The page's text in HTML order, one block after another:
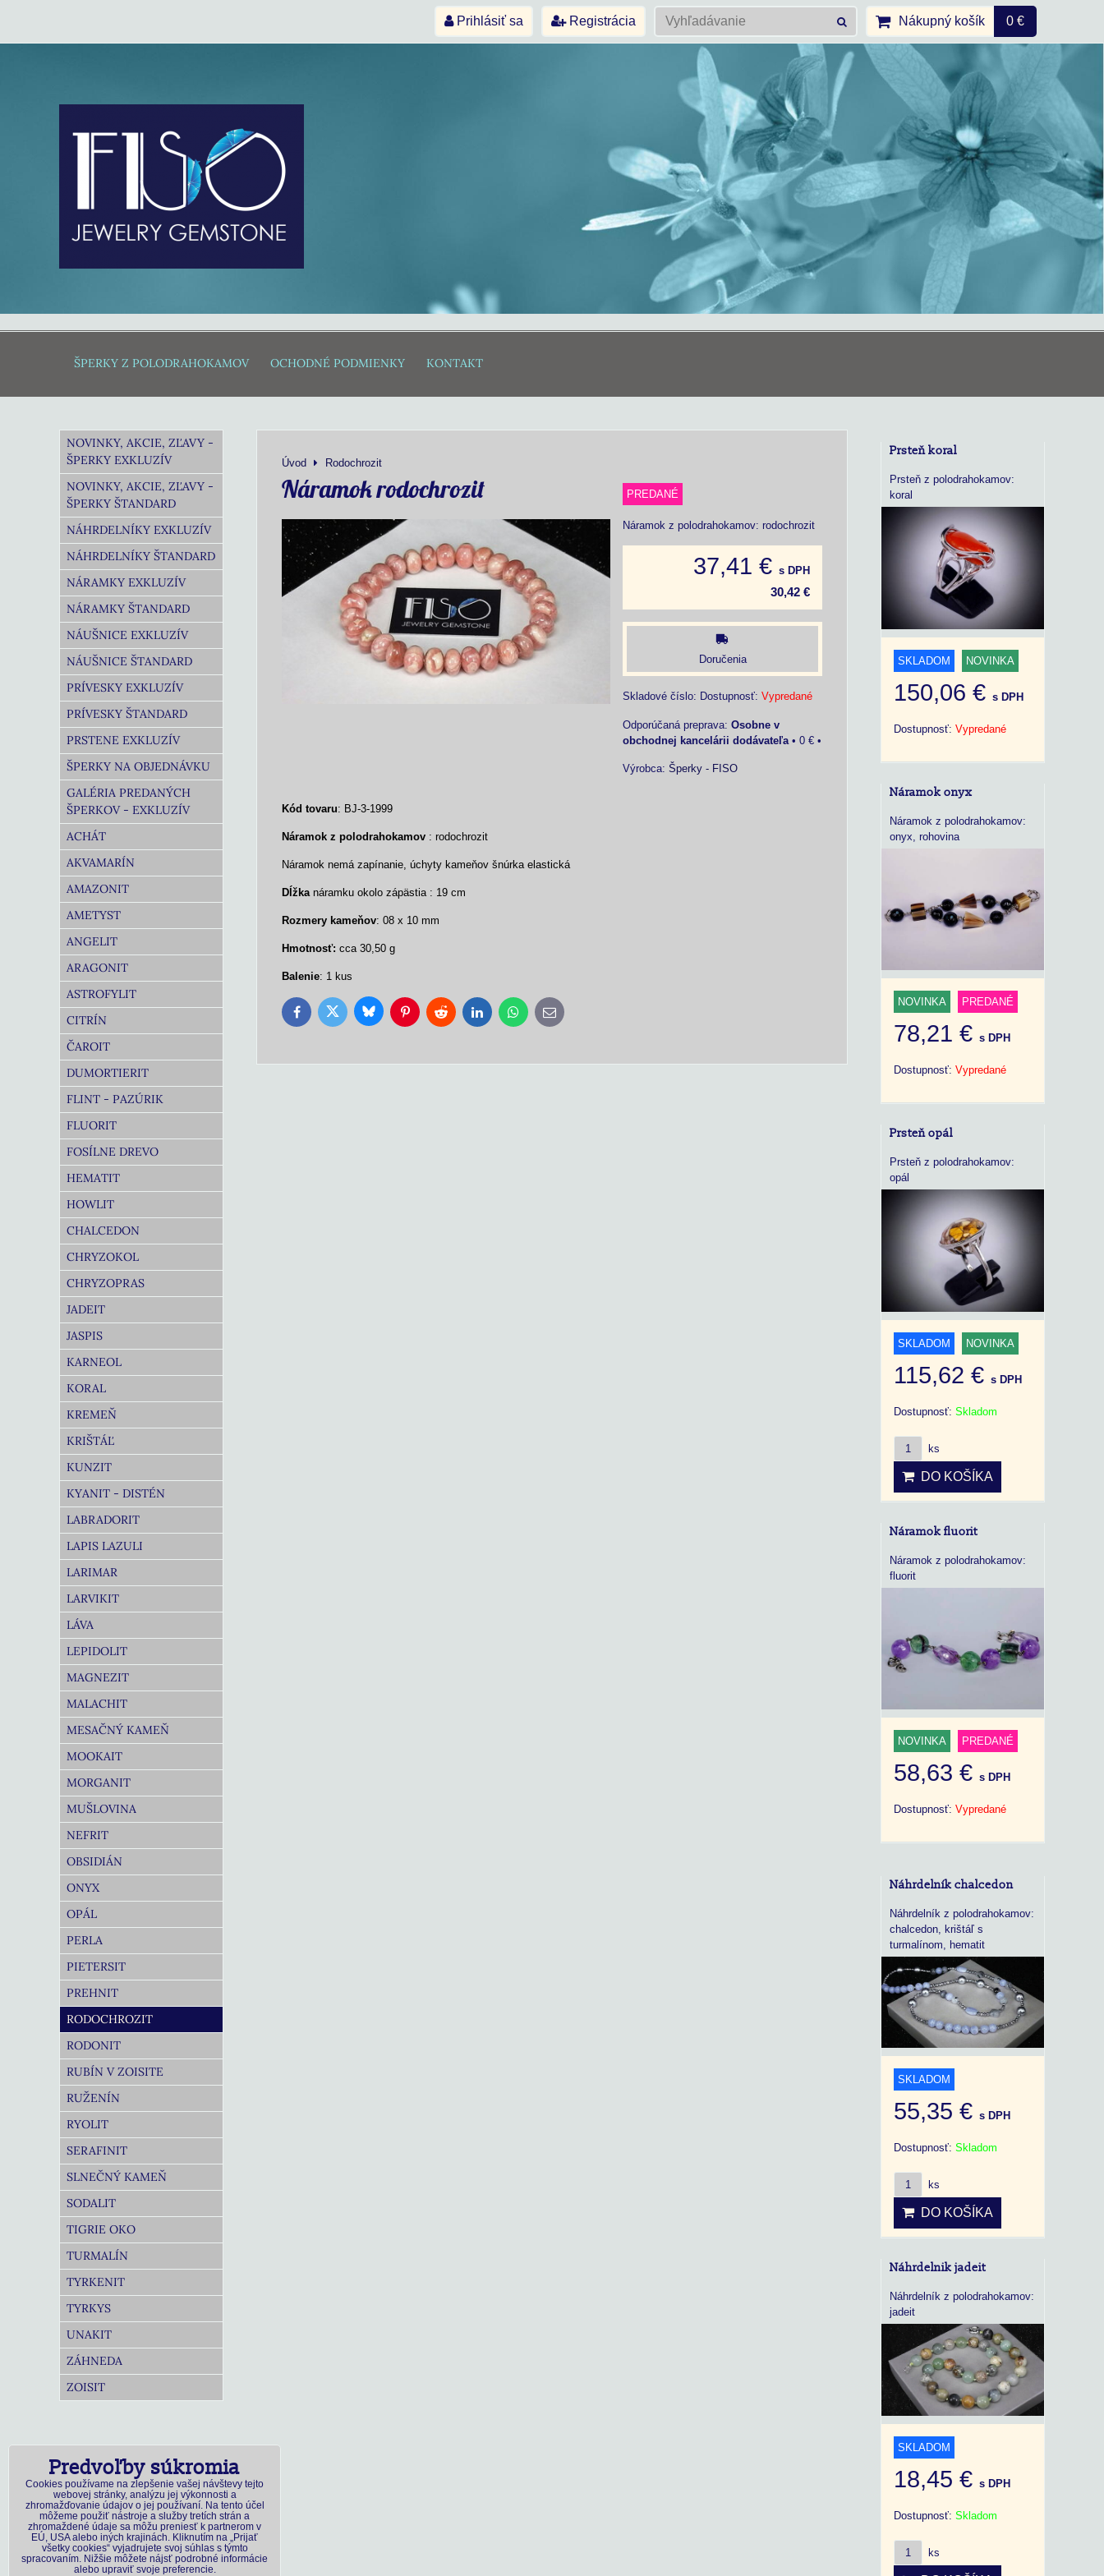
Prihlásiť sa Registrácia Nákupný košík 0 €
ŠPERKY Z POLODRAHOKAMOV OCHODNÉ PODMIENKY KONTAKT
Úvod Rodochrozit
Náramok rodochrozit PREDANÉ
Náramok z polodrahokamov: rodochrozit
37,41 € s DPH
30,42 €
Doručenia
Skladové číslo: Dostupnosť: Vypredané
Osobne v
obchodnej kancelárii dodávateľa • 0 € •
Výrobca: Šperky - FISO
Kód tovaru: BJ-3-1999
Náramok z polodrahokamov : rodochrozit
Náramok nemá zapínanie, úchyty kameňov šnúrka elastická
Dĺžkanáramku okolo zápästia : 19 cm
Rozmery kameňov: 08 x 10 mm
Hmotnosť: cca 30,50 g
Balenie: 1 kus
FacebookTwitter BlueskyPinterestReddit LinkedInWhatsApp
E-
mail
NOVINKY, AKCIE, ZĽAVY -
ŠPERKY EXKLUZÍV
NOVINKY, AKCIE, ZĽAVY -
ŠPERKY ŠTANDARD
NÁHRDELNÍKY EXKLUZÍV
NÁHRDELNÍKY ŠTANDARD
NÁRAMKY EXKLUZÍV
NÁRAMKY ŠTANDARD
NÁUŠNICE EXKLUZÍV
NÁUŠNICE ŠTANDARD
PRÍVESKY EXKLUZÍV
PRÍVESKY ŠTANDARD
PRSTENE EXKLUZÍV
ŠPERKY NA OBJEDNÁVKU
GALÉRIA PREDANÝCH
ŠPERKOV - EXKLUZÍV
ACHÁT
AKVAMARÍN
AMAZONIT
AMETYST
ANGELIT
ARAGONIT
ASTROFYLIT
CITRÍN
ČAROIT
DUMORTIERIT
FLINT - PAZÚRIK
FLUORIT
FOSÍLNE DREVO
HEMATIT
HOWLIT
CHALCEDON
CHRYZOKOL
CHRYZOPRAS
JADEIT
JASPIS
KARNEOL
KORAL
KREMEŇ
KRIŠTÁĽ
KUNZIT
KYANIT - DISTÉN
LABRADORIT
LAPIS LAZULI
LARIMAR
LARVIKIT
LÁVA
LEPIDOLIT
MAGNEZIT
MALACHIT
MESAČNÝ KAMEŇ
MOOKAIT
MORGANIT
MUŠLOVINA
NEFRIT
OBSIDIÁN
ONYX
OPÁL
PERLA
PIETERSIT
PREHNIT
RODOCHROZIT
RODONIT
RUBÍN V ZOISITE
RUŽENÍN
RYOLIT
SERAFINIT
SLNEČNÝ KAMEŇ
SODALIT
TIGRIE OKO
TURMALÍN
TYRKENIT
TYRKYS
UNAKIT
ZÁHNEDA
ZOISIT
Prsteň koral
Prsteň z polodrahokamov:
koral
SKLADOM NOVINKA
150,06 € s DPH
Dostupnosť: Vypredané
Náramok onyx
Náramok z polodrahokamov:
onyx, rohovina
NOVINKA PREDANÉ
78,21 € s DPH
Dostupnosť: Vypredané
Prsteň opál
Prsteň z polodrahokamov:
opál
SKLADOM NOVINKA
115,62 € s DPH
Dostupnosť: Skladom
ks
DO KOŠÍKA
Náramok fluorit
Náramok z polodrahokamov:
fluorit
NOVINKA PREDANÉ
58,63 € s DPH
Dostupnosť: Vypredané
Náhrdelník chalcedon
Náhrdelník z polodrahokamov:
chalcedon, krištáľ s
turmalínom, hematit
SKLADOM
55,35 € s DPH
Dostupnosť: Skladom
ks
DO KOŠÍKA
Náhrdelnik jadeit
Náhrdelník z polodrahokamov:
jadeit
SKLADOM
18,45 € s DPH
Dostupnosť: Skladom
ks
Predvoľby súkromia
Cookies používame na zlepšenie vašej návštevy tejto
webovej stránky, analýzu jej výkonnosti a
zhromažďovanie údajov o jej používaní. Na tento účel
môžeme použiť nástroje a služby tretích strán a
zhromaždené údaje sa môžu preniesť k partnerom v
EÚ, USA alebo iných krajinách. Kliknutím na „Prijať
všetky cookies“ vyjadrujete svoj súhlas s týmto
spracovaním. Nižšie môžete nájsť podrobné informácie
alebo upraviť svoje preferencie.